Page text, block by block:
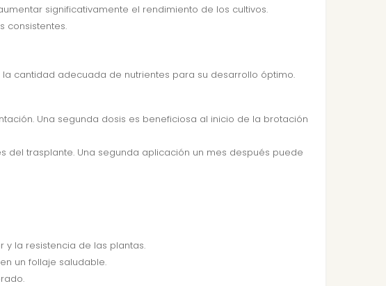
significativamente el rendimiento de los cultivos.
consistentes.
cantidad adecuada de nutrientes para su desarrollo óptimo.
Una segunda dosis es beneficiosa al inicio de la brotación
del trasplante. Una segunda aplicación un mes después puede
y la resistencia de las plantas.
un follaje saludable.